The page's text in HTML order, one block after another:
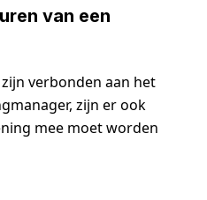
van een
verbonden aan het
zijn er ook
mee moet worden